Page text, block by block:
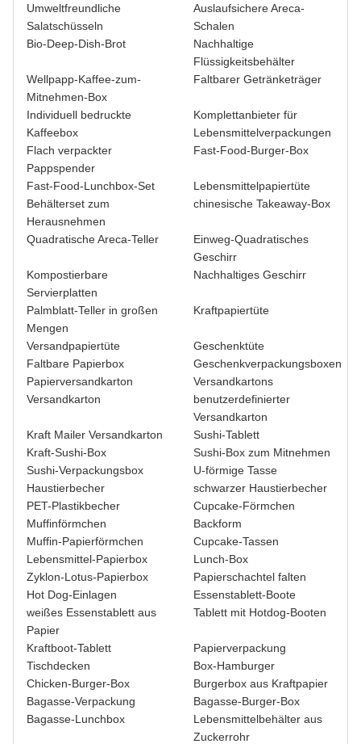
Umweltfreundliche
Salatschüsseln
Auslaufsichere Areca-
Schalen
Bio-Deep-Dish-Brot
Nachhaltige
Flüssigkeitsbehälter
Wellpapp-Kaffee-zum-
Mitnehmen-Box
Faltbarer Getränketräger
Individuell bedruckte
Kaffeebox
Komplettanbieter für
Lebensmittelverpackungen
Flach verpackter
Pappspender
Fast-Food-Burger-Box
Fast-Food-Lunchbox-Set
Lebensmittelpapiertüte
Behälterset zum
Herausnehmen
chinesische Takeaway-Box
Quadratische Areca-Teller
Einweg-Quadratisches
Geschirr
Kompostierbare
Servierplatten
Nachhaltiges Geschirr
Palmblatt-Teller in großen
Mengen
Kraftpapiertüte
Versandpapiertüte
Geschenktüte
Faltbare Papierbox
Geschenkverpackungsboxen
Papierversandkarton
Versandkartons
Versandkarton
benutzerdefinierter
Versandkarton
Kraft Mailer Versandkarton
Sushi-Tablett
Kraft-Sushi-Box
Sushi-Box zum Mitnehmen
Sushi-Verpackungsbox
U-förmige Tasse
Haustierbecher
schwarzer Haustierbecher
PET-Plastikbecher
Cupcake-Förmchen
Muffinförmchen
Backform
Muffin-Papierförmchen
Cupcake-Tassen
Lebensmittel-Papierbox
Lunch-Box
Zyklon-Lotus-Papierbox
Papierschachtel falten
Hot Dog-Einlagen
Essenstablett-Boote
weißes Essenstablett aus
Papier
Tablett mit Hotdog-Booten
Kraftboot-Tablett
Papierverpackung
Tischdecken
Box-Hamburger
Chicken-Burger-Box
Burgerbox aus Kraftpapier
Bagasse-Verpackung
Bagasse-Burger-Box
Bagasse-Lunchbox
Lebensmittelbehälter aus
Zuckerrohr